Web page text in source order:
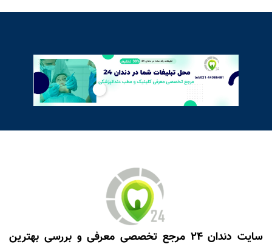
سایت دندان 24 مرجع تخصصی معرفی و بررسی بهترین